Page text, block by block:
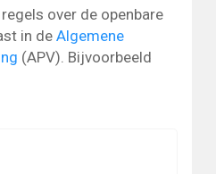
over de openbare
in de Algemene
(APV). Bijvoorbeeld